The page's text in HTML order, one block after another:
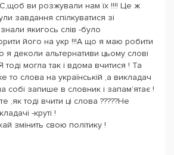
ви розжували нам їх !!!! Це ж
завдання спілкуватися зі
якигось слів -було
його на укр !!!А що я маю робити
я деколи альтернативи цьому слові
могла так і вдома вчитися ! Та
то слова на українській ,а викладач
собі запише в словник і запам’ятає !
,як тоді вчити ці слова ?????Не
-круті !
змінить свою політику !